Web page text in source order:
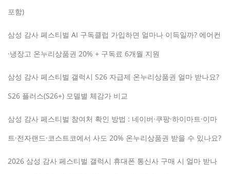
포함)
삼성 감사 페스티벌 AI 구독클럽 가입하면 얼마나 이득일까? 에어컨
·냉장고 온누리상품권 20% + 구독료 6개월 지원
삼성 감사 페스티벌 갤럭시 S26 자급제 온누리상품권 얼마 받나요?
S26 플러스(S26+) 모델별 체감가 비교
삼성 감사 페스티벌 참여처 확인 방법 : 네이버·쿠팡·하이마트·이마
트·전자랜드·코스트코에서 사도 20% 온누리상품권 받을 수 있나요?
2026 삼성 감사 페스티벌 갤럭시 휴대폰 통신사 구매 시 얼마 받나